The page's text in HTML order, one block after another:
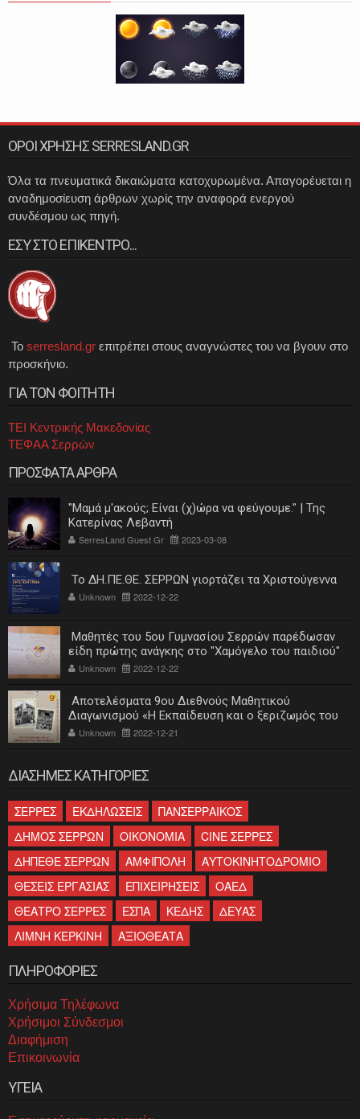
ΟΡΟΙ ΧΡΗΣΗΣ SERRESLAND.GR
Όλα τα πνευματικά δικαιώματα κατοχυρωμένα. Απαγορέυεται η
αναδημοσίευση άρθρων χωρίς την αναφορά ενεργού
συνδέσμου ως πηγή.
ΕΣΥ ΣΤΟ ΕΠΙΚΕΝΤΡΟ...
Το serresland.gr επιτρέπει στους αναγνώστες του να βγουν στο
προσκήνιο.
ΓΙΑ ΤΟΝ ΦΟΙΤΗΤΗ
ΤΕΙ Κεντρικής Μακεδονίας
ΤΕΦΑΑ Σερρών
ΠΡΟΣΦΑΤΑ ΑΡΘΡΑ
"Μαμά μ'ακούς; Είναι (χ)ώρα να φεύγουμε." | Της
Κατερίνας Λεβαντή
SerresLand Guest Gr 2023-03-08
Το ΔΗ.ΠΕ.ΘΕ. ΣΕΡΡΩΝ γιορτάζει τα Χριστούγεννα
Unknown 2022-12-22
Μαθητές του 5ου Γυμνασίου Σερρών παρέδωσαν
είδη πρώτης ανάγκης στο "Χαμόγελο του παιδιού"
Unknown 2022-12-22
Αποτελέσματα 9ου Διεθνούς Μαθητικού
Διαγωνισμού «Η Εκπαίδευση και ο ξεριζωμός του
ελληνισμού»
Unknown 2022-12-21
ΔΙΑΣΗΜΕΣ ΚΑΤΗΓΟΡΙΕΣ
ΣΕΡΡΕΣ ΕΚΔΗΛΩΣΕΙΣ
ΠΑΝΣΕΡΡΑΙΚΟΣ
ΔΗΜΟΣ ΣΕΡΡΩΝ
ΟΙΚΟΝΟΜΙΑ
CINE ΣΕΡΡΕΣ
ΔΗΠΕΘΕ ΣΕΡΡΩΝ
ΑΜΦΙΠΟΛΗ
ΑΥΤΟΚΙΝΗΤΟΔΡΟΜΙΟ
ΘΕΣΕΙΣ ΕΡΓΑΣΙΑΣ
ΕΠΙΧΕΙΡΗΣΕΙΣ
ΟΑΕΔ
ΘΕΑΤΡΟ ΣΕΡΡΕΣ
ΕΣΠΑ ΚΕΔΗΣ
ΔΕΥΑΣ
ΛΙΜΝΗ ΚΕΡΚΙΝΗ
ΑΞΙΟΘΕΑΤΑ
ΠΛΗΡΟΦΟΡΙΕΣ
Χρήσιμα Τηλέφωνα
Χρήσιμοι Σύνδεσμοι
Διαφήμιση
Επικοινωνία
ΥΓΕΙΑ